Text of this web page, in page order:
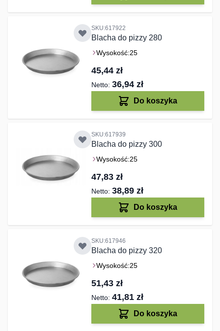
SKU:617922
Blacha do pizzy 280
Wysokość:25
45,44 zł
36,94 zł
Do koszyka
SKU:617939
Blacha do pizzy 300
Wysokość:25
47,83 zł
38,89 zł
Do koszyka
SKU:617946
Blacha do pizzy 320
Wysokość:25
51,43 zł
41,81 zł
Do koszyka